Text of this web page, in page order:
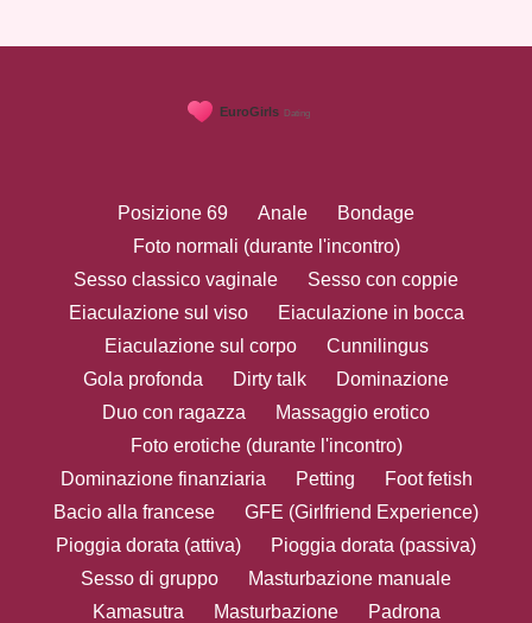
Posizione 69 Anale
Bondage
Foto normali (durante l'incontro)
Sesso classico vaginale
Sesso con coppie
Eiaculazione sul viso
Eiaculazione in bocca
Eiaculazione sul corpo
Cunnilingus
Gola profonda
Dirty talk
Dominazione
Duo con ragazza
Massaggio erotico
Foto erotiche (durante l'incontro)
Dominazione finanziaria
Petting
Foot fetish
Bacio alla francese
GFE (Girlfriend Experience)
Pioggia dorata (attiva)
Pioggia dorata (passiva)
Sesso di gruppo
Masturbazione manuale
Kamasutra
Masturbazione
Padrona